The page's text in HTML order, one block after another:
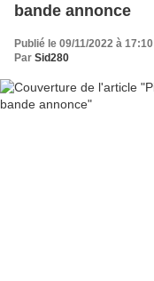
bande annonce
Publié le 09/11/2022 à 17:10
Par Sid280